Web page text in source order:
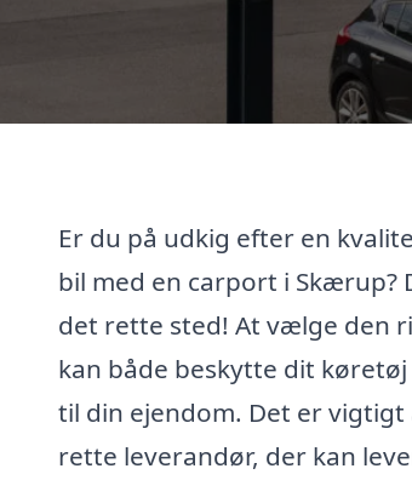
Er du på udkig efter en
bil med en carport i Skærup?
det rette sted! At vælge den
kan både beskytte dit
til din ejendom. Det er
rette leverandør, der kan